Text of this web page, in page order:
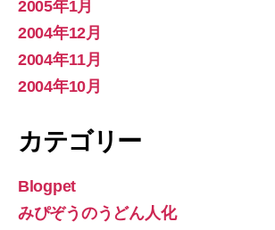
2005年1月
2004年12月
2004年11月
2004年10月
カテゴリー
Blogpet
みぴぞうのうどん人化